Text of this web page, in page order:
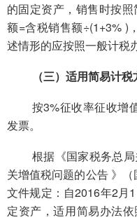
的固定资产，销售时按
额=含税销售额÷(1+3% )
述情形的应按照一般计税
（三）适用简易计
按3%征收率征收增
发票。
根据《国家税务总
关增值税问题的公告 》（
文件规定：自2016年2月
定资产，适用简易办法